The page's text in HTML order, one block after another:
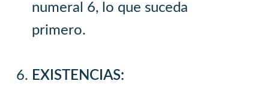
numeral 6, lo que suceda
primero.
EXISTENCIAS: